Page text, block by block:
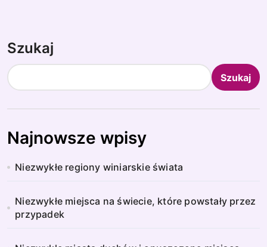
Szukaj
Szukaj
Najnowsze wpisy
Niezwykłe regiony winiarskie świata
Niezwykłe miejsca na świecie, które powstały przez
przypadek